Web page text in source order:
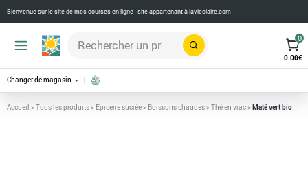
Bienvenue sur le site de mes courses en ligne - site appartenant àlavieclaire.com
Rechercher
0
0.00€
Changer de magasin
Accueil >Tous les produits> Epicerie sucrée> Boissons chaudes>Thé en vrac>Maté vert bio